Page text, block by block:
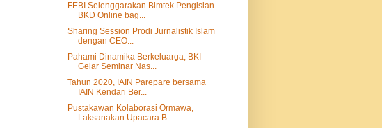
FEBI Selenggarakan Bimtek Pengisian
BKD Online bag...
Sharing Session Prodi Jurnalistik Islam
dengan CEO...
Pahami Dinamika Berkeluarga, BKI
Gelar Seminar Nas...
Tahun 2020, IAIN Parepare bersama
IAIN Kendari Ber...
Pustakawan Kolaborasi Ormawa,
Laksanakan Upacara B...